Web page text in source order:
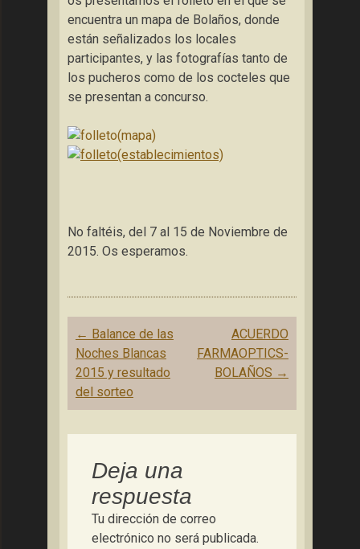
encuentra un mapa de Bolaños, donde
están señalizados los locales
participantes, y las fotografías tanto de
los pucheros como de los cocteles que
se presentan a concurso.
No faltéis, del 7 al 15 de Noviembre de
2015. Os esperamos.
Navegación
de
entradas
← Balance de las
Noches Blancas
2015 y resultado
del sorteo
ACUERDO
FARMAOPTICS-
BOLAÑOS →
Deja una
respuesta
Tu dirección de correo
electrónico no será publicada.